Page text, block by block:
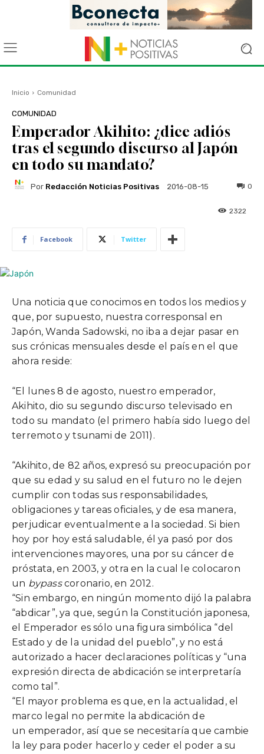
Inicio Comunidad
COMUNIDAD
Emperador Akihito: ¿dice adiós
tras el segundo discurso al Japón
en todo su mandato?
Por Redacción Noticias Positivas 2016-08-15 0
2322
Facebook Twitter
Una noticia que conocimos en todos los medios y
que, por supuesto, nuestra corresponsal en
Japón, Wanda Sadowski, no iba a dejar pasar en
sus crónicas mensuales desde el país en el que
ahora reside:
“El lunes 8 de agosto, nuestro emperador,
Akihito, dio su segundo discurso televisado en
todo su mandato (el primero había sido luego del
terremoto y tsunami de 2011).
“Akihito, de 82 años, expresó su preocupación por
que su edad y su salud en el futuro no le dejen
cumplir con todas sus responsabilidades,
obligaciones y tareas oficiales, y de esa manera,
perjudicar eventualmente a la sociedad. Si bien
hoy por hoy está saludable, él ya pasó por dos
intervenciones mayores, una por su cáncer de
próstata, en 2003, y otra en la cual le colocaron
un bypasscoronario, en 2012.
“Sin embargo, en ningún momento dijó la palabra
“abdicar”, ya que, según la Constitución japonesa,
el
Emperador es sólo una figura simbólica “del
Estado y de la unidad del pueblo”, y no está
autorizado a hacer declaraciones políticas y “una
expresión directa de abdicación se interpretaría
como tal”.
“El mayor problema es que, en la actualidad, el
marco legal no permite la abdicación de
un emperador, así que se necesitaría que cambie
la ley para poder hacerlo y ceder el poder a su